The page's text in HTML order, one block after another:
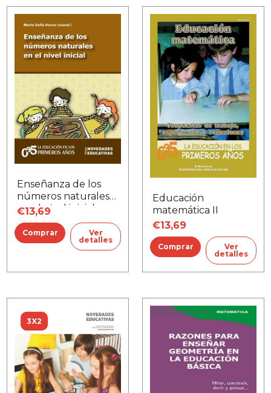
Enseñanza de los
números naturales
en el nivel inicial
€13,69
Ver
detalles
Educación
matemática II
€13,69
Ver
detalles
3X2